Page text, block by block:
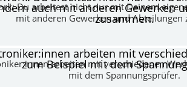
Du arbeitest nicht nur mit Deinem
mit anderen Gewerken und Abteilungen
arbeiten mit verschiedenen
mit dem Spannungsprüfer.